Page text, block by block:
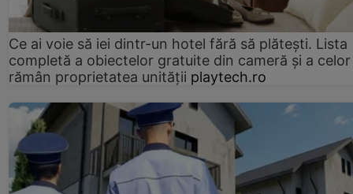
Ce ai voie să iei dintr-un hotel fără să plătești. Lista
completă a obiectelor gratuite din cameră și a
rămân proprietatea unității playtech.ro